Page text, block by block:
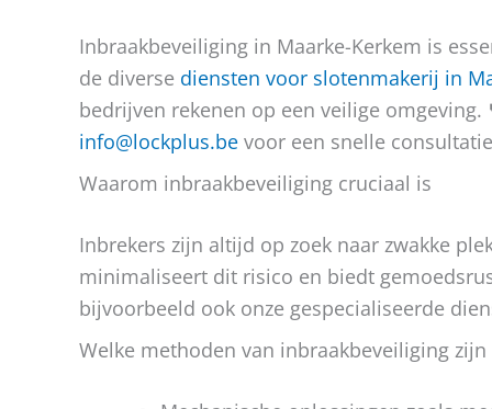
Inbraakbeveiliging in Maarke-Kerkem is
de diverse diensten voor slotenmakerij in
bedrijven rekenen op een veilige omgeving.
info@lockplus.be voor een snelle
Waarom inbraakbeveiliging cruciaal is
Inbrekers zijn altijd op zoek naar zwakke
minimaliseert dit risico en biedt
bijvoorbeeld ook onze gespecialiseerde
Welke methoden van inbraakbeveiliging zijn